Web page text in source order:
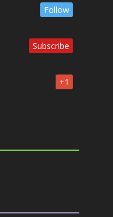
Follow
Subscribe
+1